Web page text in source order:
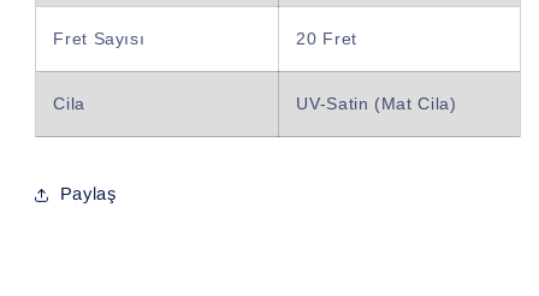
Fret Sayısı 20 Fret
Cila UV-Satin (Mat Cila)
Paylaş